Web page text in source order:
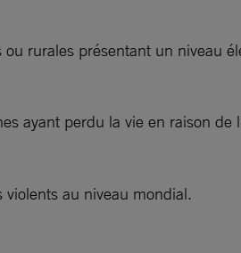
rurales présentant un niveau
ayant perdu la vie en raison de
au niveau mondial.